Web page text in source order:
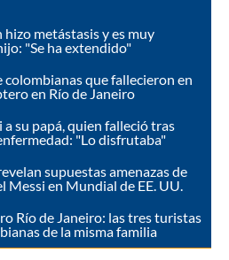
hizo metástasis y es muy
"Se ha extendido"
colombianas que fallecieron en
en Río de Janeiro
su papá, quien falleció tras
"Lo disfrutaba"
supuestas amenazas de
Messi en Mundial de EE. UU.
Río de Janeiro: las tres turistas
de la misma familia